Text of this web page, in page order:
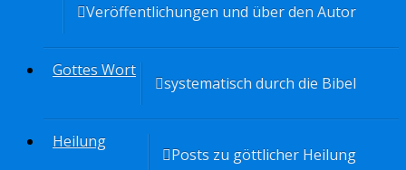
Veröffentlichungen und über den Autor
Gottes Wort
systematisch durch die Bibel
Heilung
Posts zu göttlicher Heilung